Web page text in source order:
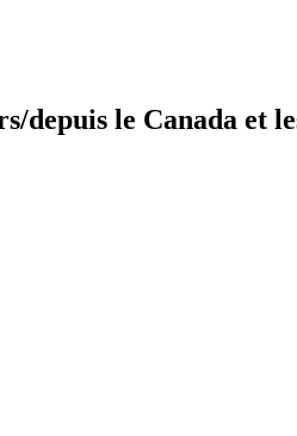
depuis le Canada et